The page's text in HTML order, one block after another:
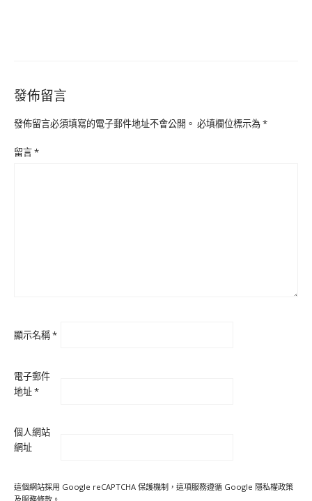
發佈留言
發佈留言必須填寫的電子郵件地址不會公開。 必填欄位標示為*
留言*
顯示名稱*
電子郵件
地址*
個人網站
網址
這個網站採用 Google reCAPTCHA 保護機制，這項服務遵循 Google 隱私權政策